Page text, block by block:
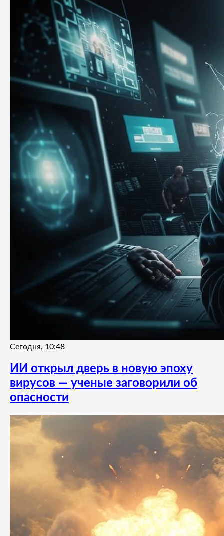
Сегодня, 10:48
ИИ открыл дверь в новую эпоху
вирусов — ученые заговорили об
опасности